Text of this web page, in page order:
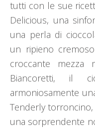
tutti con le sue
Delicious, una
una perla di
un ripieno
croccante mezza
Biancoretti, il
armoniosamente
Tenderly
una sorprendente